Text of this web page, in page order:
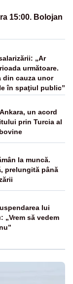
15:00. Bolojan
„Ar
următoare.
din cauza unor
în spaţiul public”
un acord
prin Turcia al
la muncă.
prelungită până
lui
„Vrem să vedem